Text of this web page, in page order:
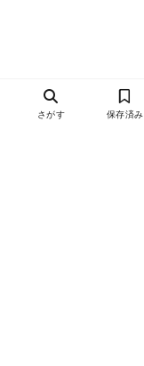
さがす 保存済み